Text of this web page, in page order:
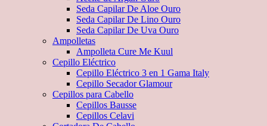
Seda Capilar De Aloe Ouro
Seda Capilar De Lino Ouro
Seda Capilar De Uva Ouro
Ampolletas
Ampolleta Cure Me Kuul
Cepillo Eléctrico
Cepillo Eléctrico 3 en 1 Gama Italy
Cepillo Secador Glamour
Cepillos para Cabello
Cepillos Bausse
Cepillos Celavi